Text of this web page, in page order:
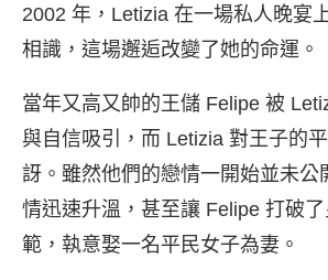
2002 年，Letizia 在一場私人晚宴
相識，這場邂逅改變了她的命運。
當年又高又帥的王儲 Felipe 被
與自信吸引，而 Letizia 對王子的
訝。雖然他們的戀情一開始並未公
情迅速升溫，甚至讓 Felipe 打破
範，執意娶一名平民女子為妻。